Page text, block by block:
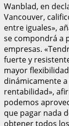
Wanblad, en
Vancouver,
entre iguales»,
se compondrá a
empresas.
fuerte y
mayor
dinámicamente
rentabilidad»,
podemos
que pagar nada
obtener todos